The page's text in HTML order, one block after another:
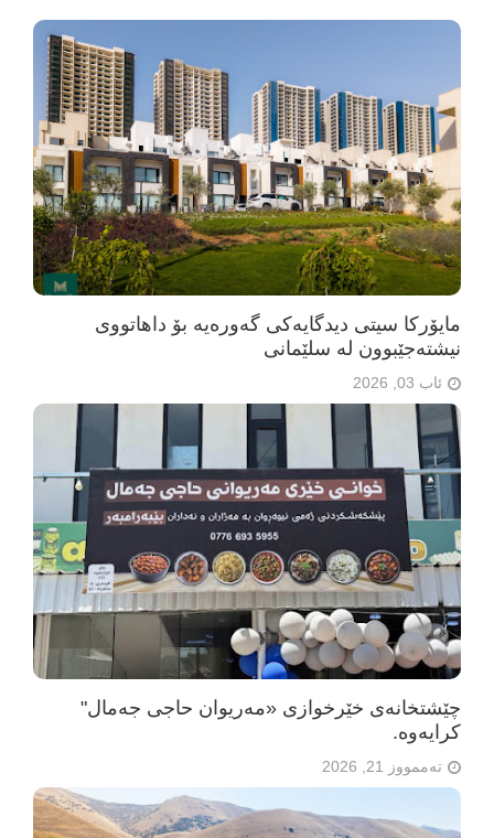
مایۆرکا سیتی دیدگایەکی گەورەیە بۆ داهاتووی
نیشتەجێبوون لە سلێمانی
ئاب 03, 2026
چێشتخانەی خێرخوازی «مەریوان حاجی جەمال"
كرایه‌وه‌.
تەممووز 21, 2026